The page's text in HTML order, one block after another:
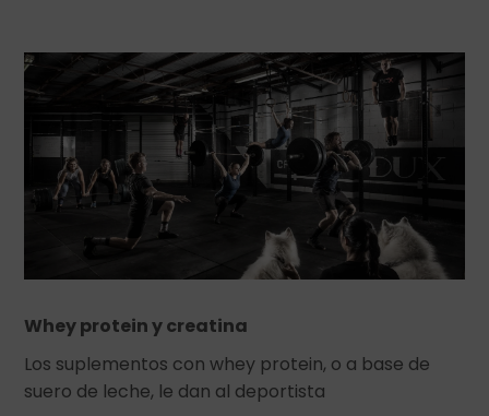
Whey protein y creatina
Los suplementos con whey protein, o a base de
suero de leche, le dan al deportista